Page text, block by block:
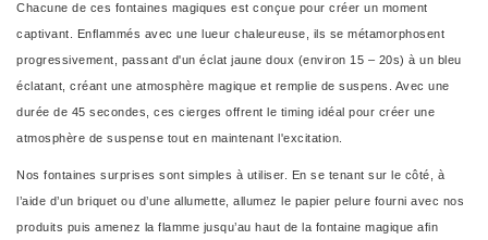
Chacune de ces fontaines magiques est conçue pour créer un moment
captivant. Enflammés avec une lueur chaleureuse, ils se métamorphosent
progressivement, passant d'un éclat jaune doux (environ 15 – 20s) à un bleu
éclatant, créant une atmosphère magique et remplie de suspens. Avec une
durée de 45 secondes, ces cierges offrent le timing idéal pour créer une
atmosphère de suspense tout en maintenant l'excitation.
Nos fontaines surprises sont simples à utiliser. En se tenant sur le côté, à
l’aide d’un briquet ou d’une allumette, allumez le papier pelure fourni avec nos
produits puis amenez la flamme jusqu’au haut de la fontaine magique afin